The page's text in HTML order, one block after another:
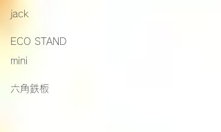
jack
ECO STAND
mini
六角鉄板